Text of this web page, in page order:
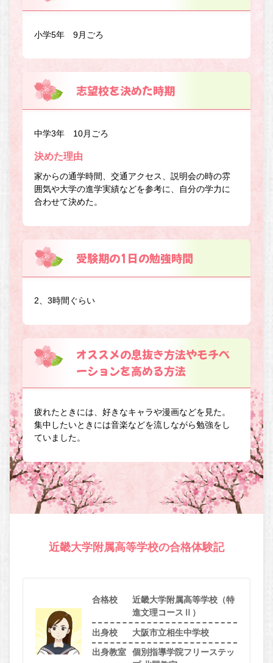
小学5年 9月ごろ
志望校を決めた時期
中学3年 10月ごろ
決めた理由
家からの通学時間、交通アクセス、説明会の時の雰
囲気や大学の進学実績などを参考に、自分の学力に
合わせて決めた。
受験期の1日の勉強時間
2、3時間ぐらい
オススメの息抜き方法やモチベ
ーションを高める方法
疲れたときには、好きなキャラや漫画などを見た。
集中したいときには音楽などを流しながら勉強をし
ていました。
近畿大学附属高等学校の合格体験記
合格校
近畿大学附属高等学校（特
進文理コースⅡ）
出身校 大阪市立相生中学校
出身教室
個別指導学院フリーステッ